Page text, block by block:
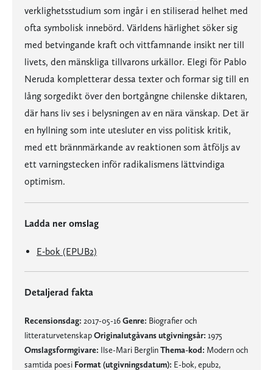
verklighetsstudium som ingår i en stiliserad helhet med
ofta symbolisk innebörd. Världens härlighet söker sig
med betvingande kraft och vittfamnande insikt ner till
livets, den mänskliga tillvarons urkällor. Elegi för Pablo
Neruda kompletterar dessa texter och formar sig till en
lång sorgedikt över den bortgångne chilenske diktaren,
där hans liv ses i belysningen av en nära vänskap. Det är
en hyllning som inte utesluter en viss politisk kritik,
med ett brännmärkande av reaktionen som åtföljs av
ett varningstecken inför radikalismens lättvindiga
optimism.
Ladda ner omslag
E-bok (EPUB2)
Detaljerad fakta
Recensionsdag: 2017-05-16Genre: Biografier och
litteraturvetenskapOriginalutgåvans utgivningsår: 1975
Omslagsformgivare: Ilse-Mari BerglinThema-kod: Modern och
samtida poesi Format (utgivningsdatum): E-bok, epub2,